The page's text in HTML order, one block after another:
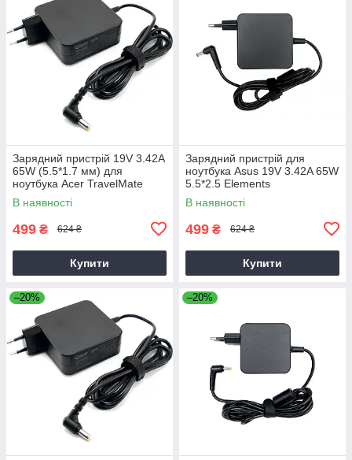
Зарядний пристрій 19V 3.42A
65W (5.5*1.7 мм) для
ноутбука Acer TravelMate
P2510-G2-M
В наявності
499 ₴ 624 ₴
Купити
Зарядний пристрій для
ноутбука Asus 19V 3.42A 65W
5.5*2.5 Elements
В наявності
499 ₴ 624 ₴
Купити
–20% –20%